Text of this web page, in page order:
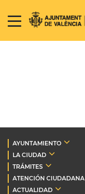
AYUNTAMIENTO
LA CIUDAD
TRÁMITES
ATENCIÓN CIUDADANA
ACTUALIDAD